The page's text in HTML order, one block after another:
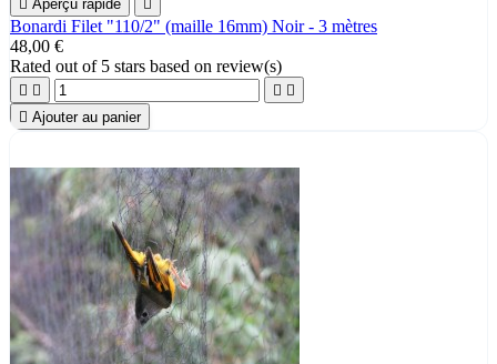
 Aperçu rapide 
Bonardi Filet "110/2" (maille 16mm) Noir - 3 mètres
48,00 €
Rated out of 5 stars based on review(s)
   
 Ajouter au panier